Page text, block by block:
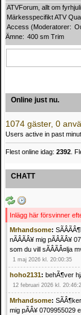
ATVForum, allt om
Märkesspecifikt ATV
Access (Moderatorer:
Ämne: 400 sm Trim
Online just nu.
1074 gäster, 0
Users active in past
Flest online idag: 2392.
CHATT
Inlägg här försvinner
Mrhandsome:
nÃÂÃÂ¥ mig
som du vill sÃÂÃÂ¤lja
1 maj 2026 kl. 20:00:35
hoho2131: behÃ¶ver
12 februari 2026 kl.
Mrhandsome:
mig pÃÂ¥ 0709955029